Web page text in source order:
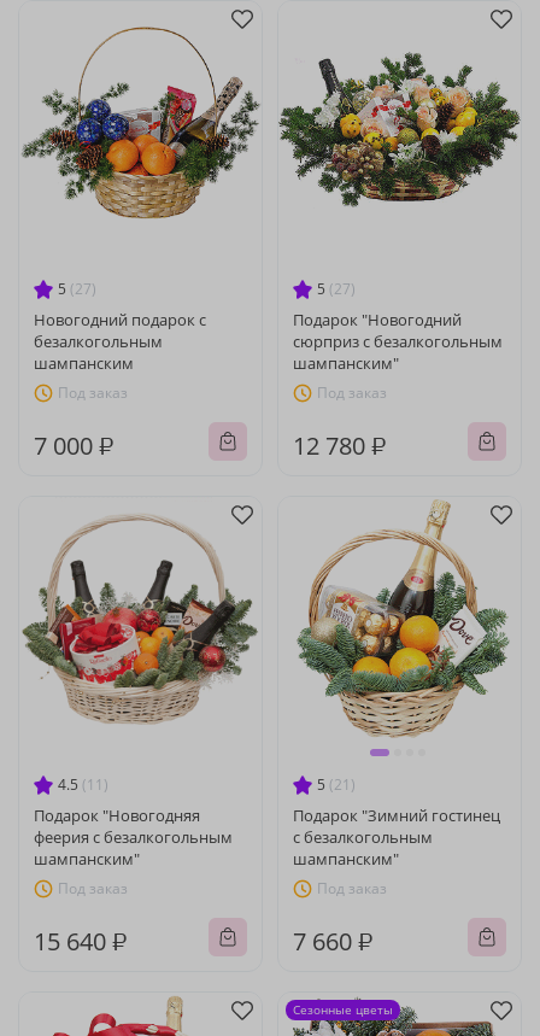
5 (27)
Новогодний подарок с
безалкогольным
шампанским
Под заказ
7 000 ₽
5 (27)
Подарок "Новогодний
сюрприз с безалкогольным
шампанским"
Под заказ
12 780 ₽
4.5 (11)
Подарок "Новогодняя
феерия с безалкогольным
шампанским"
Под заказ
15 640 ₽
5 (21)
Подарок "Зимний гостинец
с безалкогольным
шампанским"
Под заказ
7 660 ₽
Сезонные цветы